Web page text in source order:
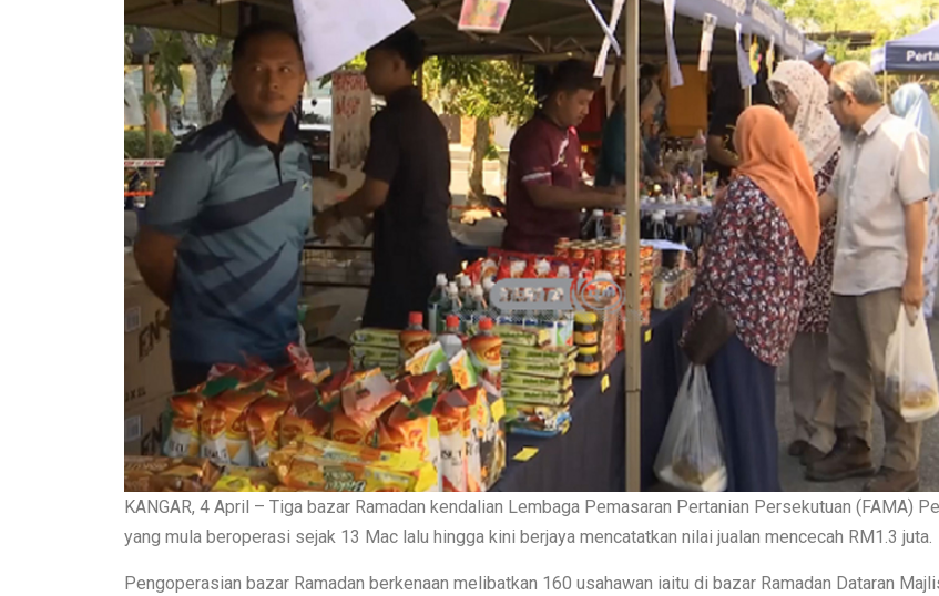
KANGAR, 4 April – Tiga bazar Ramadan kendalian Lembaga Pemasaran Pertanian Persekutuan (FAMA)
yang mula beroperasi sejak 13 Mac lalu hingga kini berjaya mencatatkan nilai jualan mencecah RM1.3 juta.
Pengoperasian bazar Ramadan berkenaan melibatkan 160 usahawan iaitu di bazar Ramadan Dataran